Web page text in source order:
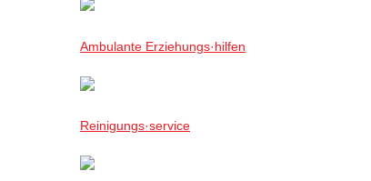
Ambulante Erziehungs·hilfen
Reinigungs·service